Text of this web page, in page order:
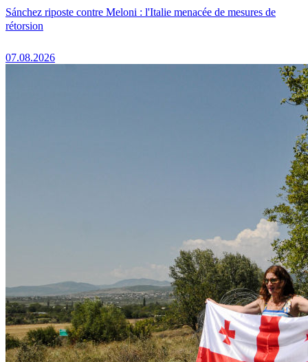
Sánchez riposte contre Meloni : l'Italie menacée de mesures de
rétorsion
07.08.2026